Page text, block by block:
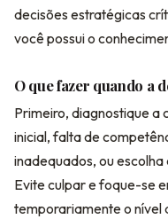
decisões estratégicas
você possui o
O que fazer quando a
Primeiro, diagnostique a
inicial, falta de
inadequados, ou
Evite culpar e foque-se
temporariamente o nível